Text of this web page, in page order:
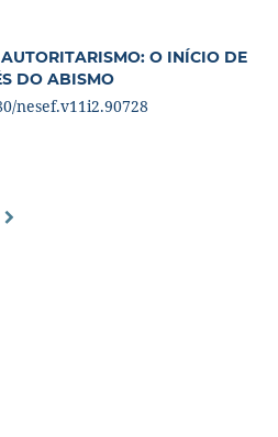
O INÍCIO DE
DO ABISMO
nesef.v11i2.90728